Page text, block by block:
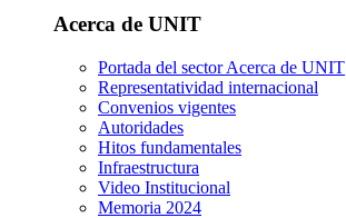
Acerca de UNIT
Portada del sectorAcerca de UNIT
Representatividad internacional
Convenios vigentes
Autoridades
Hitos fundamentales
Infraestructura
Video Institucional
Memoria 2024